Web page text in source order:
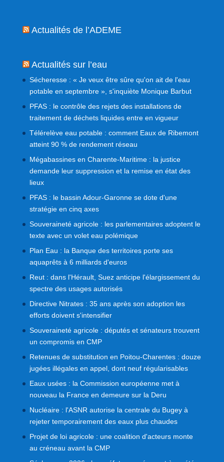
Actualités de l’ADEME
Actualités sur l’eau
Sécheresse : « Je veux être sûre qu'on ait de l'eau
potable en septembre », s'inquiète Monique Barbut
PFAS : le contrôle des rejets des installations de
traitement de déchets liquides entre en vigueur
Télérelève eau potable : comment Eaux de Ribemont
atteint 90 % de rendement réseau
Mégabassines en Charente-Maritime : la justice
demande leur suppression et la remise en état des
lieux
PFAS : le bassin Adour-Garonne se dote d'une
stratégie en cinq axes
Souveraineté agricole : les parlementaires adoptent le
texte avec un volet eau polémique
Plan Eau : la Banque des territoires porte ses
aquaprêts à 6 milliards d'euros
Reut : dans l'Hérault, Suez anticipe l'élargissement du
spectre des usages autorisés
Directive Nitrates : 35 ans après son adoption les
efforts doivent s'intensifier
Souveraineté agricole : députés et sénateurs trouvent
un compromis en CMP
Retenues de substitution en Poitou-Charentes : douze
jugées illégales en appel, dont neuf régularisables
Eaux usées : la Commission européenne met à
nouveau la France en demeure sur la Deru
Nucléaire : l'ASNR autorise la centrale du Bugey à
rejeter temporairement des eaux plus chaudes
Projet de loi agricole : une coalition d'acteurs monte
au créneau avant la CMP